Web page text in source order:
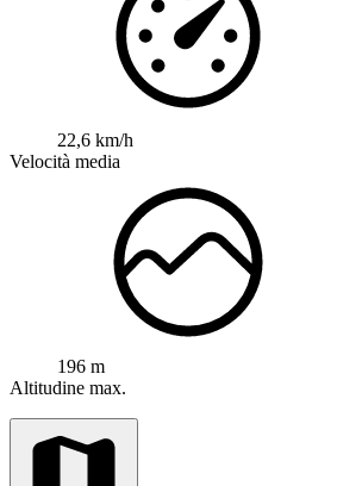
22,6 km/h
Velocità media
196 m
Altitudine max.